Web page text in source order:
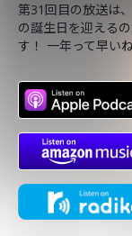
第31回目の放送は
の誕生日を迎える
す！ 一年って早い